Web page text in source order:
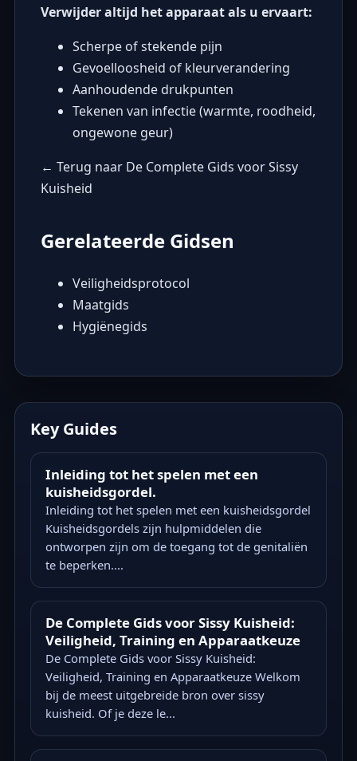
Verwijder altijd het apparaat als u ervaart:
Scherpe of stekende pijn
Gevoelloosheid of kleurverandering
Aanhoudende drukpunten
Tekenen van infectie (warmte, roodheid,
ongewone geur)
← Terug naar De Complete Gids voor Sissy
Kuisheid
Gerelateerde Gidsen
Veiligheidsprotocol
Maatgids
Hygiënegids
Key Guides
Inleiding tot het spelen met een
kuisheidsgordel.
Inleiding tot het spelen met een kuisheidsgordel
Kuisheidsgordels zijn hulpmiddelen die
ontworpen zijn om de toegang tot de genitaliën
te beperken....
De Complete Gids voor Sissy Kuisheid:
Veiligheid, Training en Apparaatkeuze
De Complete Gids voor Sissy Kuisheid:
Veiligheid, Training en Apparaatkeuze Welkom
bij de meest uitgebreide bron over sissy
kuisheid. Of je deze le...